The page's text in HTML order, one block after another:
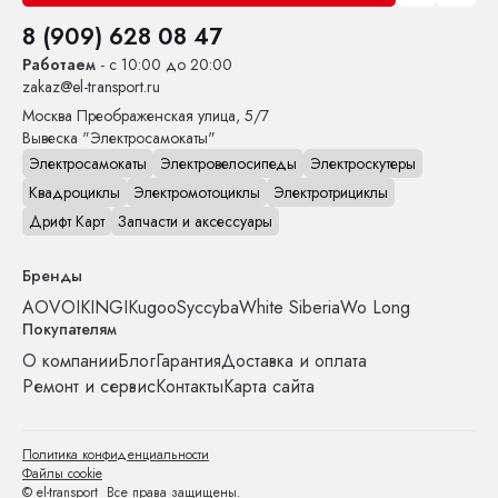
8 (909) 628 08 47
Работаем - с 10:00 до 20:00
zakaz@el-transport.ru
Москва Преображенская улица, 5/7
Вывеска "Электросамокаты"
Электросамокаты
Электровелосипеды
Электроскутеры
Квадроциклы
Электромотоциклы
Электротрициклы
Дрифт Карт Запчасти и аксессуары
Бренды
AOVOIKINGIKugooSyccybaWhite SiberiaWo Long
Покупателям
О компанииБлогГарантияДоставка и оплата
Ремонт и сервисКонтактыКарта сайта
© el-transport Все права защищены.
Политика конфиденциальности
Файлы cookie